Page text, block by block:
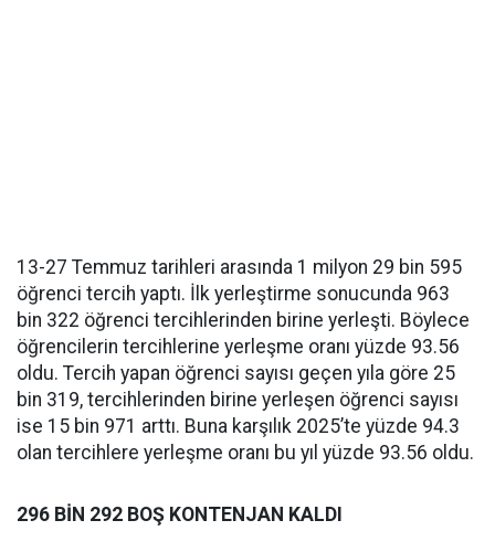
13-27 Temmuz tarihleri arasında 1 milyon 29 bin 595
öğrenci tercih yaptı. İlk yerleştirme sonucunda 963
bin 322 öğrenci tercihlerinden birine yerleşti. Böylece
öğrencilerin tercihlerine yerleşme oranı yüzde 93.56
oldu. Tercih yapan öğrenci sayısı geçen yıla göre 25
bin 319, tercihlerinden birine yerleşen öğrenci sayısı
ise 15 bin 971 arttı. Buna karşılık 2025’te yüzde 94.3
olan tercihlere yerleşme oranı bu yıl yüzde 93.56 oldu.
296 BİN 292 BOŞ KONTENJAN KALDI